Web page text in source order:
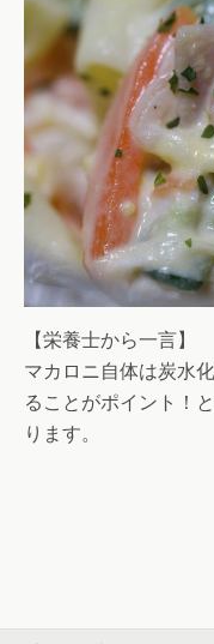
【栄養士から一言】
マカロニ自体は炭水
ることがポイント！
ります。